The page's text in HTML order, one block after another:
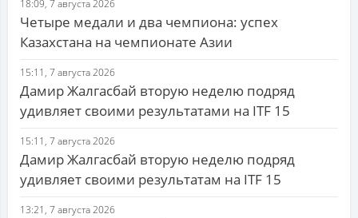
18:09, 7 августа 2026
Четыре медали и два чемпиона: успех
Казахстана на чемпионате Азии
15:11, 7 августа 2026
Дамир Жалгасбай вторую неделю подряд
удивляет своими результатами на ITF 15
15:11, 7 августа 2026
Дамир Жалгасбай вторую неделю подряд
удивляет своими результатам на ITF 15
13:21, 7 августа 2026